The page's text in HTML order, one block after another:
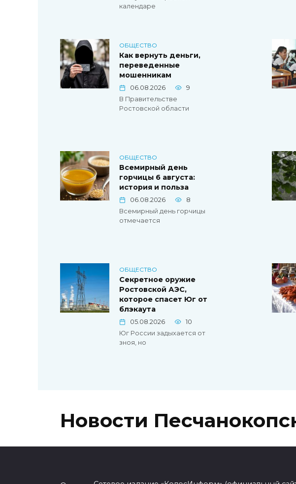
календаре
ОБЩЕСТВО
Как вернуть деньги,
переведенные
мошенникам
06.08.2026
9
В Правительстве
Ростовской области
ОБЩЕСТВО
Всемирный день
горчицы 6 августа:
история и польза
06.08.2026
8
Всемирный день горчицы
отмечается
ОБЩЕСТВО
Секретное оружие
Ростовской АЭС,
которое спасет Юг от
блэкаута
05.08.2026
10
Юг России задыхается от
зноя, но
Новости